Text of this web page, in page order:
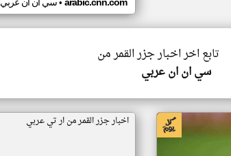
تابع اخر اخبار جزر القمر من
سي ان ان عربي
اخبار جزر القمر من ار تي عربي